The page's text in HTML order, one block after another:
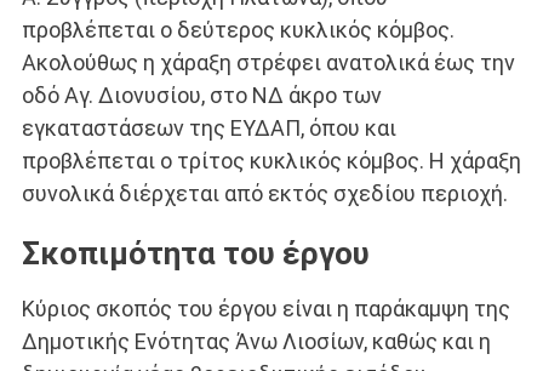
προβλέπεται ο δεύτερος κυκλικός κόμβος.
Ακολούθως η χάραξη στρέφει ανατολικά έως την
οδό Αγ. Διονυσίου, στο ΝΔ άκρο των
εγκαταστάσεων της ΕΥΔΑΠ, όπου και
προβλέπεται ο τρίτος κυκλικός κόμβος. Η χάραξη
συνολικά διέρχεται από εκτός σχεδίου περιοχή.
Σκοπιμότητα του έργου
Κύριος σκοπός του έργου είναι η παράκαμψη της
Δημοτικής Ενότητας Άνω Λιοσίων, καθώς και η